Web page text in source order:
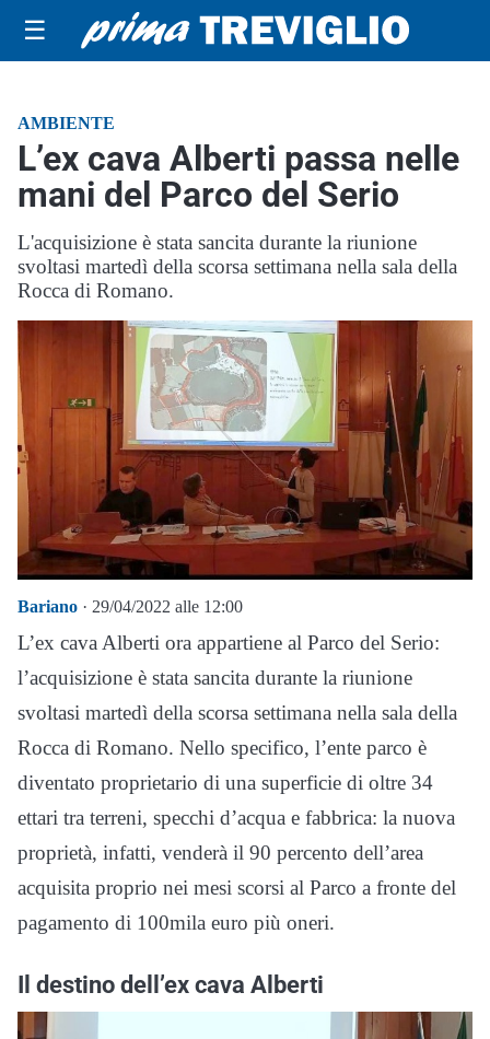
☰
AMBIENTE
L’ex cava Alberti passa nelle
mani del Parco del Serio
L'acquisizione è stata sancita durante la riunione
svoltasi martedì della scorsa settimana nella sala della
Rocca di Romano.
Bariano · 29/04/2022 alle 12:00
L’ex cava Alberti ora appartiene al Parco del Serio:
l’acquisizione è stata sancita durante la riunione
svoltasi martedì della scorsa settimana nella sala della
Rocca di Romano. Nello specifico, l’ente parco è
diventato proprietario di una superficie di oltre 34
ettari tra terreni, specchi d’acqua e fabbrica: la nuova
proprietà, infatti, venderà il 90 percento dell’area
acquisita proprio nei mesi scorsi al Parco a fronte del
pagamento di 100mila euro più oneri.
Il destino dell’ex cava Alberti